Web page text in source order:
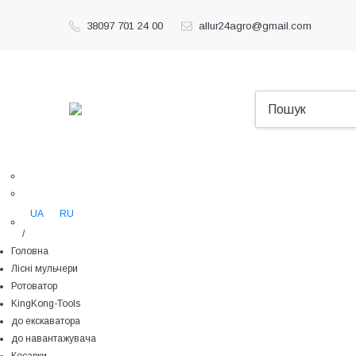
38097 701 24 00 allur24agro@gmail.com
UA
/
RU
Головна
Лісні мульчери
Ротоватор
KingKong-Tools
до екскаватора
до навантажувача